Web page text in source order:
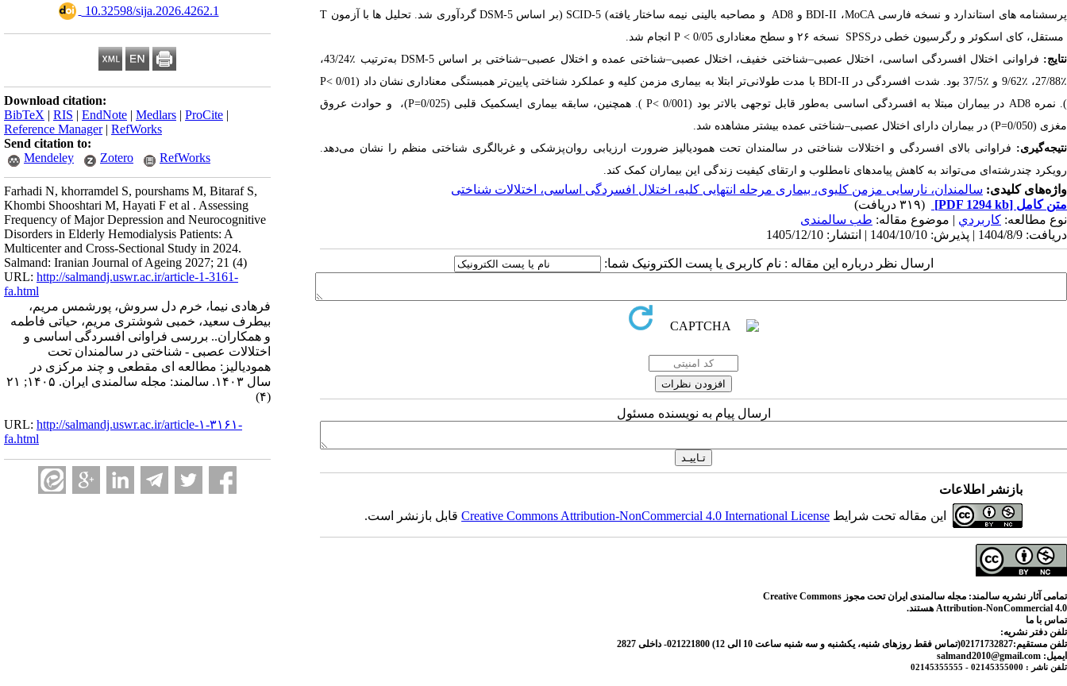
‎ 10.32598/sija.2026.4262.1
Download citation:
BibTeX | RIS | EndNote | Medlars | ProCite |
Reference Manager| RefWorks
Send citation to:
Mendeley
Zotero RefWorks
Farhadi N, khorramdel S, pourshams M, Bitaraf S,
Khombi Shooshtari M, Hayati F et al . Assessing
Frequency of Major Depression and Neurocognitive
Disorders in Elderly Hemodialysis Patients: A
Multicenter and Cross-Sectional Study in 2024.
Salmand: Iranian Journal of Ageing 2027; 21 (4)
URL: http://salmandj.uswr.ac.ir/article-1-3161-
fa.html
فرهادی نیما، خرم دل سروش، پورشمس مریم،
بیطرف سعید، خمبی شوشتری مریم، حیاتی فاطمه
و همکاران.. بررسی فراوانی افسردگی اساسی و
اختلالات عصبی - شناختی در سالمندان تحت
همودیالیز: مطالعه‌ ای مقطعی و چند مرکزی در
سال ۱۴۰۳. سالمند: مجله سالمندی ایران. ۱۴۰۵; ۲۱
(۴)
URL: http://salmandj.uswr.ac.ir/article-۱-۳۱۶۱-
fa.html
پرسشنامه ‌های استاندارد و نسخه فارسی MoCA، BDI-IIو AD8و مصاحبه بالینی نیمه ‌ساختار یافته(
SCID-5
)بر اساس DSM-5گردآوری شد. تحلیل ‌ها با آزمون T
مستقل، کای ‌اسکوئر و رگرسیون خطی در SPSS نسخه ۲۶ و سطح معناداری 0/05 > P انجام شد.
نتایج: فراوانی اختلال افسردگی اساسی، اختلال عصبی–شناختی خفیف، اختلال عصبی–شناختی عمده و اختلال عصبی–شناختی بر اساس DSM-5 به‌ترتیب
٪43/24،
٪27/88، ٪9/62 و ٪37/5 بود. شدت افسردگی در
BDI-II با مدت طولانی‌تر ابتلا به بیماری مزمن کلیه و عملکرد شناختی پایین‌تر همبستگی معناداری نشان داد (0/01 >
P
). نمره AD8 در بیماران مبتلا به افسردگی اساسی به‌طور قابل توجهی بالاتر بود (0/001 >
P
).همچنین، سابقه بیماری ایسکمیک قلبی (P=0/025 )،
و حوادث عروق
مغزی (P=0/050
) در بیماران دارای اختلال عصبی–شناختی عمده بیشتر مشاهده شد.
نتیجه‌گیری: فراوانی بالای افسردگی و اختلالات شناختی در سالمندان تحت همودیالیز ضرورت ارزیابی روان‌پزشکی و غربالگری شناختی منظم را نشان می‌دهد.
رویکرد چندرشته‌ای می‌تواند به کاهش پیامدهای نامطلوب و ارتقای کیفیت زندگی این بیماران کمک کند.
واژه‌های کلیدی: سالمندان، نارسایی مزمن کلیوی، بیماری مرحله انتهایی کلیه، اختلال افسردگی اساسی، اختلالات شناختی
متن کامل [PDF 1294 kb]
(۳۱۹ دریافت)
نوع مطالعه: كاربردي | موضوع مقاله: طب سالمندی
دریافت: 1404/8/9 | پذیرش: 1404/10/10 | انتشار: 1405/12/10
ارسال نظر درباره این مقاله : نام کاربری یا پست الکترونیک شما:
ارسال پیام به نویسنده مسئول
بازنشر اطلاعات
این مقاله تحت شرایط Creative Commons Attribution-NonCommercial 4.0 International Licenseقابل بازنشر است.
تمامی آثار نشریه سالمند: مجله سالمندی ایران تحت مجوز Creative Commons
Attribution-NonCommercial 4.0 هستند.
تماس با ما
تلفن دفتر نشریه:
تلفن مستقیم:02171732827(تماس فقط روزهای شنبه، یکشنبه و سه شنبه ساعت 10 الی 12) 021221800- داخلی 2827
ایمیل: salmand2010@gmail.com
تلفن ناشر : 02145355000 - 02145355555